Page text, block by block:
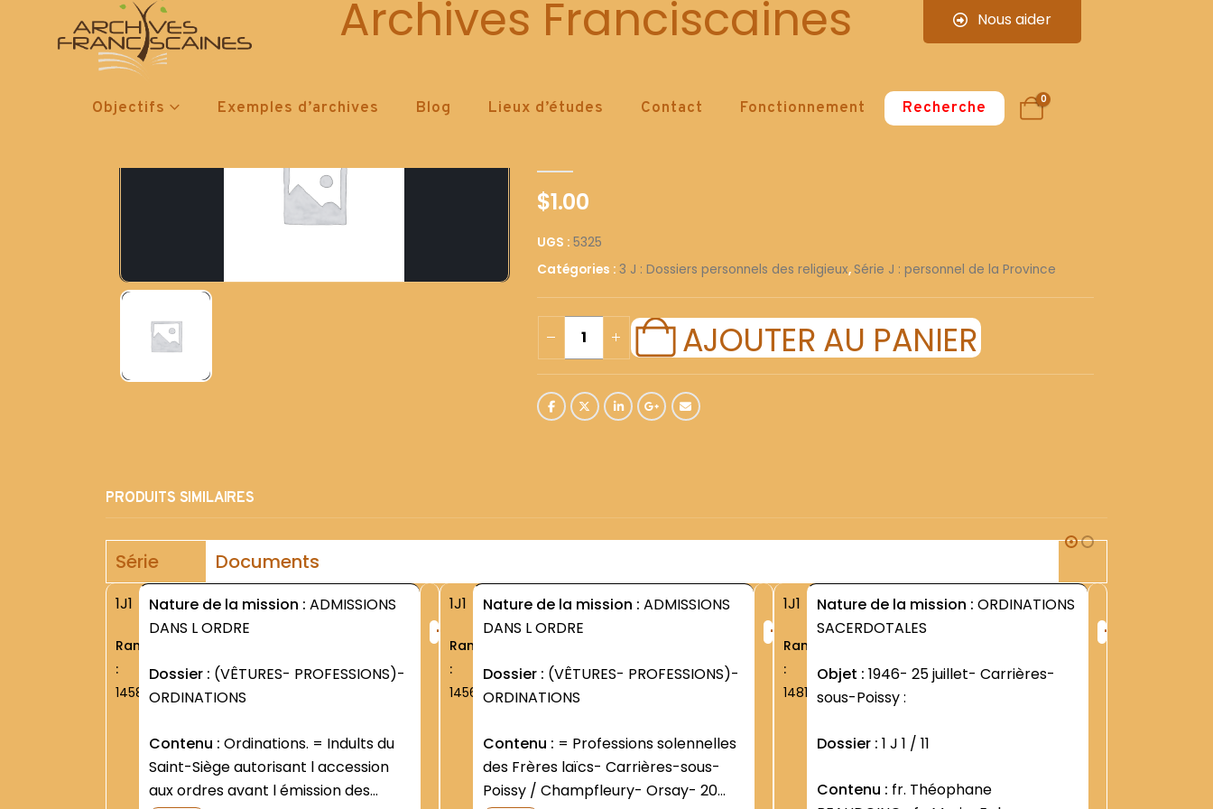
Archives Franciscaines Nous aider
Objectifs Exemples d’archives Blog Lieux d’études Contact Fonctionnement Recherche 0
5325
$1.00
UGS : 5325
Catégories : 3 J : Dossiers personnels des religieux, Série J : personnel de la Province
AJOUTER AU PANIER
PRODUITS SIMILAIRES
Série Documents
1J1
Rang
:
1458
Nature de la mission : ADMISSIONS
DANS L ORDRE
Dossier : (VÊTURES- PROFESSIONS)-
ORDINATIONS
Contenu :
Saint-Siège autorisant l accession
aux ordres avant l émission des
+
1J1
Rang
:
1456
Nature de la mission : ADMISSIONS
DANS L ORDRE
Dossier : (VÊTURES- PROFESSIONS)-
ORDINATIONS
Contenu :
des Frères laïcs- Carrières-sous-
Poissy / Champfleury- Orsay- 20
+
1J1
Rang
:
1481
Nature de la mission : ORDINATIONS
SACERDOTALES
Objet : 1946- 25 juillet- Carrières-
sous-Poissy :
Dossier : 1 J 1 / 11
Contenu :
+